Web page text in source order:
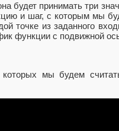
будет принимать три
и шаг, с которым мы
точке из заданного
функции с подвижной
мы будем